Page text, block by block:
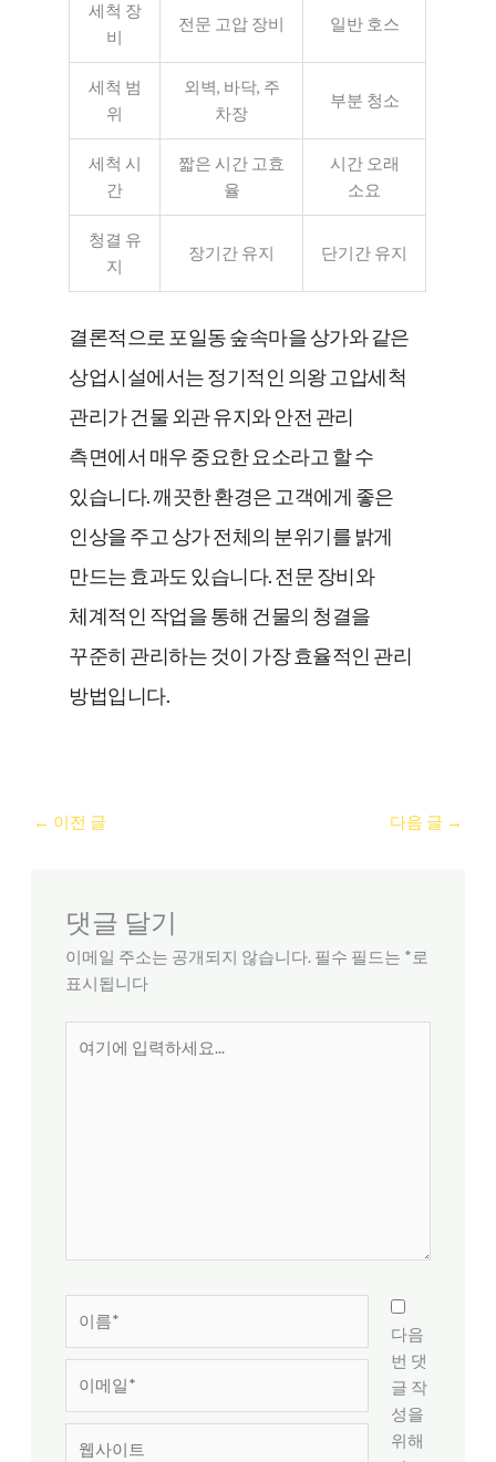
세척 장
비
전문 고압 장비 일반 호스
세척 범
위
외벽, 바닥, 주
차장
부분 청소
세척 시
간
짧은 시간 고효
율
시간 오래
소요
청결 유
지
장기간 유지 단기간 유지
결론적으로 포일동 숲속마을 상가와 같은
상업시설에서는 정기적인 의왕 고압세척
관리가 건물 외관 유지와 안전 관리
측면에서 매우 중요한 요소라고 할 수
있습니다. 깨끗한 환경은 고객에게 좋은
인상을 주고 상가 전체의 분위기를 밝게
만드는 효과도 있습니다. 전문 장비와
체계적인 작업을 통해 건물의 청결을
꾸준히 관리하는 것이 가장 효율적인 관리
방법입니다.
← 이전 글 다음 글 →
댓글 달기
이메일 주소는 공개되지 않습니다. 필수 필드는 *로
표시됩니다
*
일
다음
번 댓
글 작
성을
위해